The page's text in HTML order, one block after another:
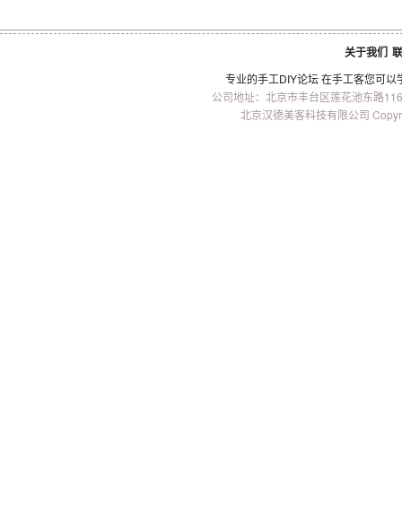
关于我们
专业的手工DIY论坛 在手工客您可以
公司地址：北京市丰台区莲花池东路
北京汉德美客科技有限公司